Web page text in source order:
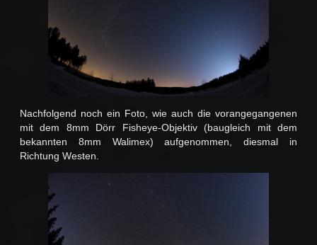
Nachfolgend noch ein Foto, wie auch die vorangegangenen
mit dem 8mm Dörr Fisheye-Objektiv (baugleich mit dem
bekannten 8mm Walimex) aufgenommen, diesmal in
Richtung Westen.